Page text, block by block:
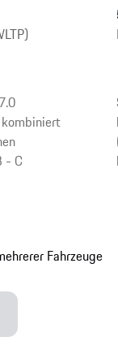
- C
Fahrzeuge